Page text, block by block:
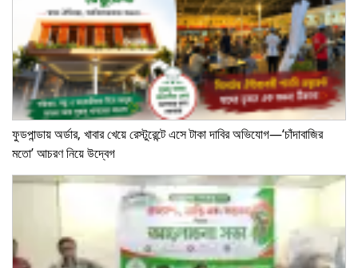
ফুডপান্ডায় অর্ডার, খাবার খেয়ে রেস্টুরেন্টে এসে টাকা দাবির অভিযোগ—‘চাঁদাবাজির
মতো’ আচরণ নিয়ে উদ্বেগ